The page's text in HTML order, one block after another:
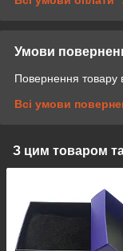
Умови
Повернення товару
Всі умови
З цим товаром